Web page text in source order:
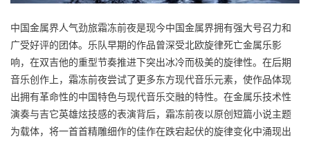
中国金属界人气劲旅霜冻前夜是现今中国金属界拥有强大号召力和
广受好评的团体。乐队早期的作品曾深受北欧旋律死亡金属乐影
响，在双吉他的重型节奏推进下突出冰冷而极美的旋律性。在后期
音乐创作上，霜冻前夜尝试了更多东方现代音乐元素，使作品体现
出拥有革命性的中国特色与现代音乐交融的特性。在金属乐技术性
演奏与吉它英雄炫技感的表演背后，霜冻前夜以原创短篇小说主题
为载体，将一首首精雕细作的佳作在跌宕起伏的旋律变化中涌现出